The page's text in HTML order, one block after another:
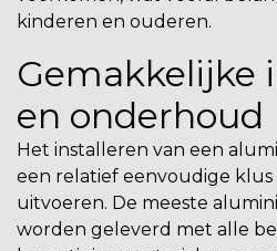
kinderen en ouderen.
Gemakkelijke
en onderhoud
Het installeren van een
een relatief eenvoudige
uitvoeren. De meeste
worden geleverd met alle